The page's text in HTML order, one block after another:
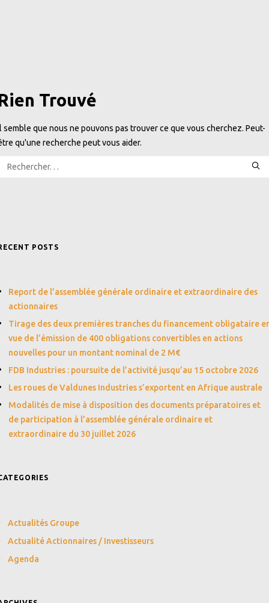
Trouvé
semble que nous ne pouvons pas trouver ce que vous cherchez. Peut-
qu'une recherche peut vous aider.
POSTS
Report de l’assemblée générale ordinaire et extraordinaire des
actionnaires
Tirage des deux premières tranches du financement obligataire
vue de l’émission de 400 obligations convertibles en actions
nouvelles pour un montant nominal de 2 M€
FDB Industries : poursuite de l’activité jusqu’au 15 octobre 2026
Les roues de Valdunes Industries s’exportent en Afrique australe
Modalités de mise à disposition des documents préparatoires et
de participation à l’assemblée générale ordinaire et
extraordinaire du 30 juillet 2026
Actualités Groupe
Actualité Actionnaires / Investisseurs
Agenda